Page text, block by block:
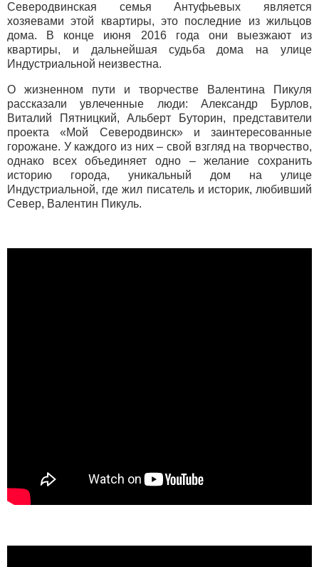
Северодвинская семья Антуфьевых является
хозяевами этой квартиры, это последние из жильцов
дома. В конце июня 2016 года они выезжают из
квартиры, и дальнейшая судьба дома на улице
Индустриальной неизвестна.
О жизненном пути и творчестве Валентина Пикуля
рассказали увлеченные люди: Александр Бурлов,
Виталий Пятницкий, Альберт Буторин, представители
проекта «Мой Северодвинск» и заинтересованные
горожане. У каждого из них – свой взгляд на творчество,
однако всех объединяет одно – желание сохранить
историю города, уникальный дом на улице
Индустриальной, где жил писатель и историк, любивший
Север, Валентин Пикуль.